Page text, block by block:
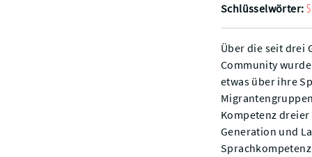
Schlüsselwörter:
Über die seit drei
Community
etwas über ihre
Kompetenz dreier
Generation und